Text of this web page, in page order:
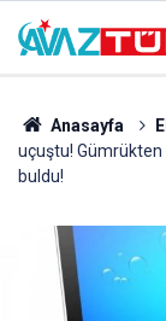
Anasayfa
uçuştu!
buldu!